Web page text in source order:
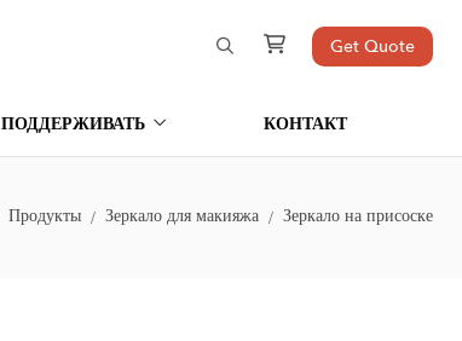
Get Quote
ПОДДЕРЖИВАТЬ КОНТАКТ
Продукты Зеркало для макияжа Зеркало на присоске